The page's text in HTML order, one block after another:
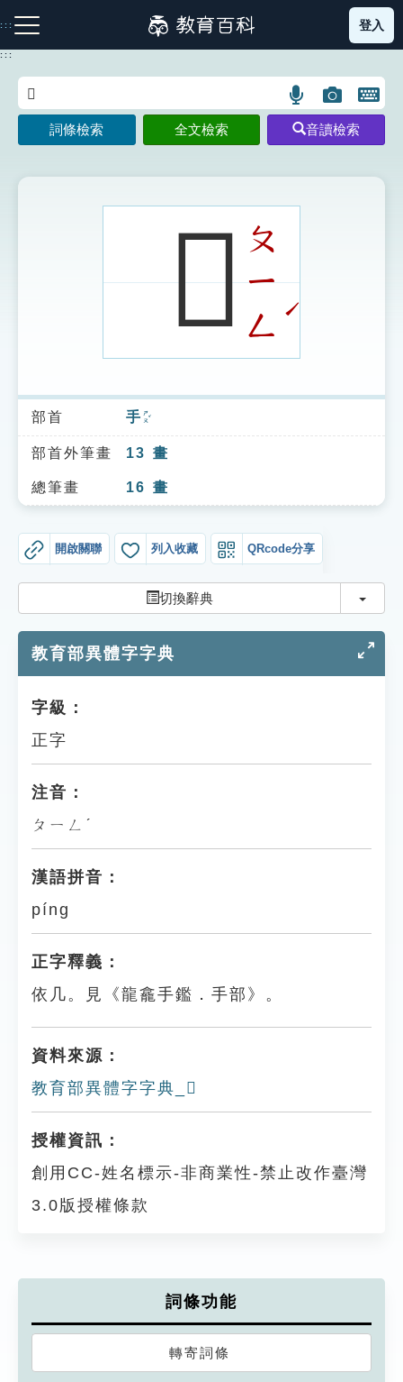
到
主
:::
注音索引圖示 筆畫索引圖示 部首索引表圖示
索引選單
知識索引
單字索引
貓頭鷹博士
登入
:::
語
言
搜
示
圖
片
搜
開
鍵
圖
詞條檢索 全文檢索 音讀檢索
𢶚 ㄆ
ㄧ
ㄥ
ˊ
部首 手 ㄕㄡˇ
部首外筆畫 13 畫
總筆畫 16 畫
開啟關聯 列入收藏 QRcode分享
切換辭典 切換
教育部異體字字典
字級：
正字
注音：
ㄆㄧㄥˊ
漢語拼音：
píng
正字釋義：
依几。見《龍龕手鑑．手部》。
資料來源：
教育部異體字字典_𢶚
授權資訊：
創用CC-姓名標示-非商業性-禁止改作臺灣
3.0版授權條款
詞條功能
轉寄詞條